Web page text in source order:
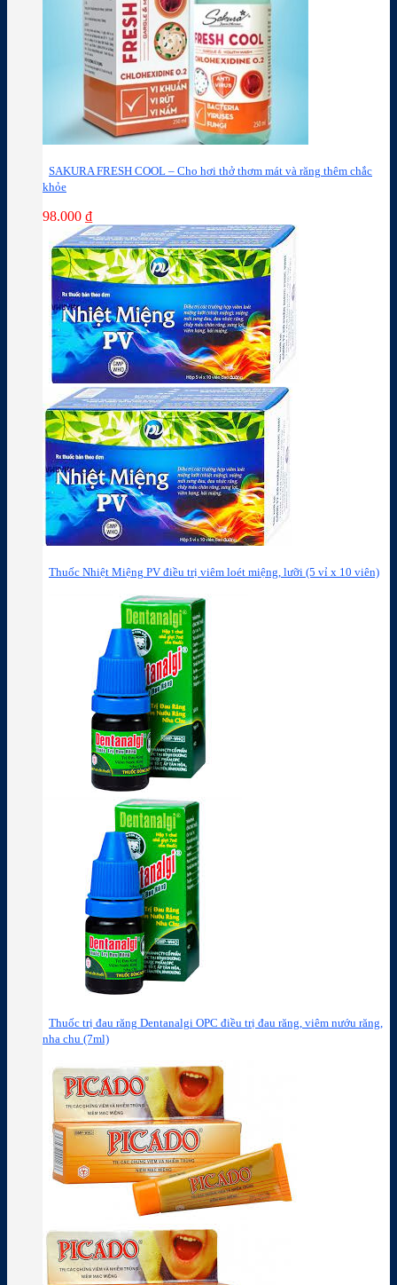
SAKURA FRESH COOL – Cho hơi thở thơm mát và răng thêm chắc
khỏe
98.000 ₫
Thuốc Nhiệt Miệng PV điều trị viêm loét miệng, lưỡi (5 vỉ x 10 viên)
Thuốc trị đau răng Dentanalgi OPC điều trị đau răng, viêm nướu răng,
nha chu (7ml)